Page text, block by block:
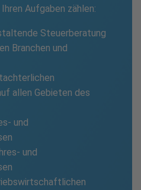
Aufgaben zählen:
Steuerberatung
Branchen und
allen Gebieten des
und
und